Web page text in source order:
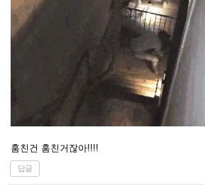
훔친건 훔친거잖아!!!!
답글